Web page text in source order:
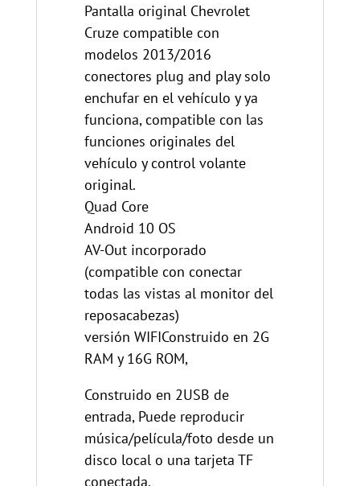
Pantalla original Chevrolet
Cruze compatible con
modelos 2013/2016
conectores plug and play solo
enchufar en el vehículo y ya
funciona, compatible con las
funciones originales del
vehículo y control volante
original.
Quad Core
Android 10 OS
AV-Out incorporado
(compatible con conectar
todas las vistas al monitor del
reposacabezas)
versión WIFIConstruido en 2G
RAM y 16G ROM,
Construido en 2USB de
entrada, Puede reproducir
música/película/foto desde un
disco local o una tarjeta TF
conectada.